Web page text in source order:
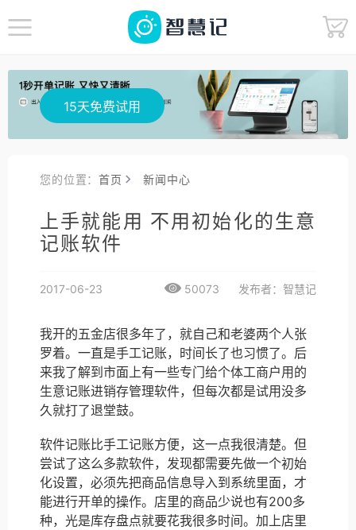
15天免费试用
您的位置：首页 新闻中心
上手就能用 不用初始化的生意
记账软件
2017-06-23 50073 发布者：智慧记
我开的五金店很多年了，就自己和老婆两个人张
罗着。一直是手工记账，时间长了也习惯了。后
来我了解到市面上有一些专门给个体工商户用的
生意记账进销存管理软件，但每次都是试用没多
久就打了退堂鼓。
软件记账比手工记账方便，这一点我很清楚。但
尝试了这么多款软件，发现都需要先做一个初始
化设置，必须先把商品信息导入到系统里面，才
能进行开单的操作。店里的商品少说也有200多
种，光是库存盘点就要花我很多时间。加上店里